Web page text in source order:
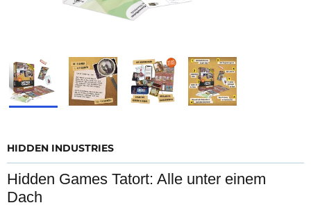
HIDDEN INDUSTRIES
Hidden Games Tatort: Alle unter einem
Dach